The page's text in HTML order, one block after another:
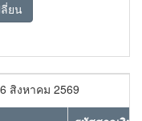
ยน
6 สิงหาคม 2569